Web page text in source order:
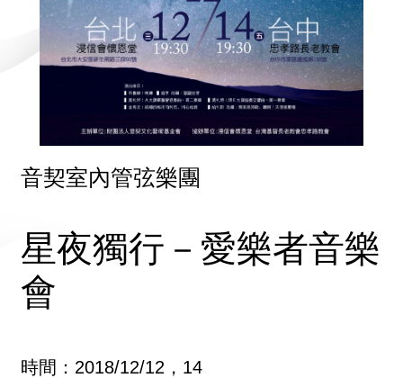
音契室內管弦樂團
星夜獨行－愛樂者音樂
會
時間：2018/12/12，14